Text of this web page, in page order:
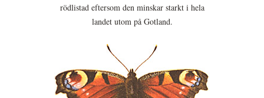
rödlistad eftersom den minskar starkt i hela
landet utom på Gotland.